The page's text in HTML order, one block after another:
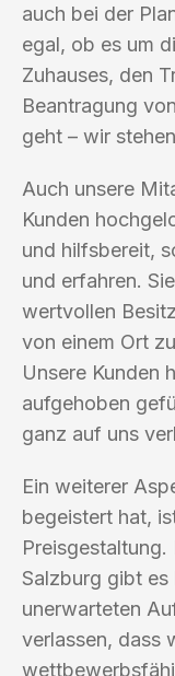
auch bei der
egal, ob es um
Zuhauses, den
Beantragung
geht – wir
Auch unsere
Kunden
und hilfsbereit,
und erfahren.
wertvollen
von einem Ort
Unsere Kunden
aufgehoben
ganz auf uns
Ein weiterer
begeistert hat,
Salzburg gibt
unerwarteten
verlassen, dass